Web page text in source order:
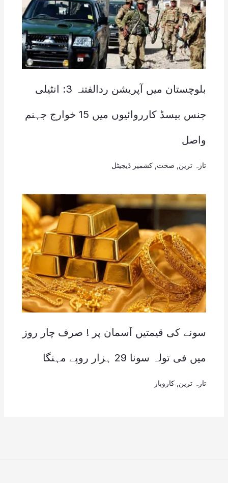
بلوچستان میں آپریشن ردالفتنہ 3: انٹیلی
جنس بیسڈ کارروائیوں میں 15 خوارج جہنم
واصل
تازہ ترین صحت کشمیر ڈیجیٹل
سونے کی قیمتیں آسمان پر ! صرف چار روز
میں فی تولہ سونا 29 ہزار روپے مہنگا
تازہ ترین کاروبار